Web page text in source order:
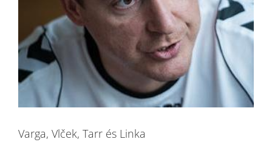
Varga, Vlček, Tarr és Linka